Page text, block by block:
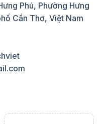
Phú, Phường Hưng
Cần Thơ, Việt Nam